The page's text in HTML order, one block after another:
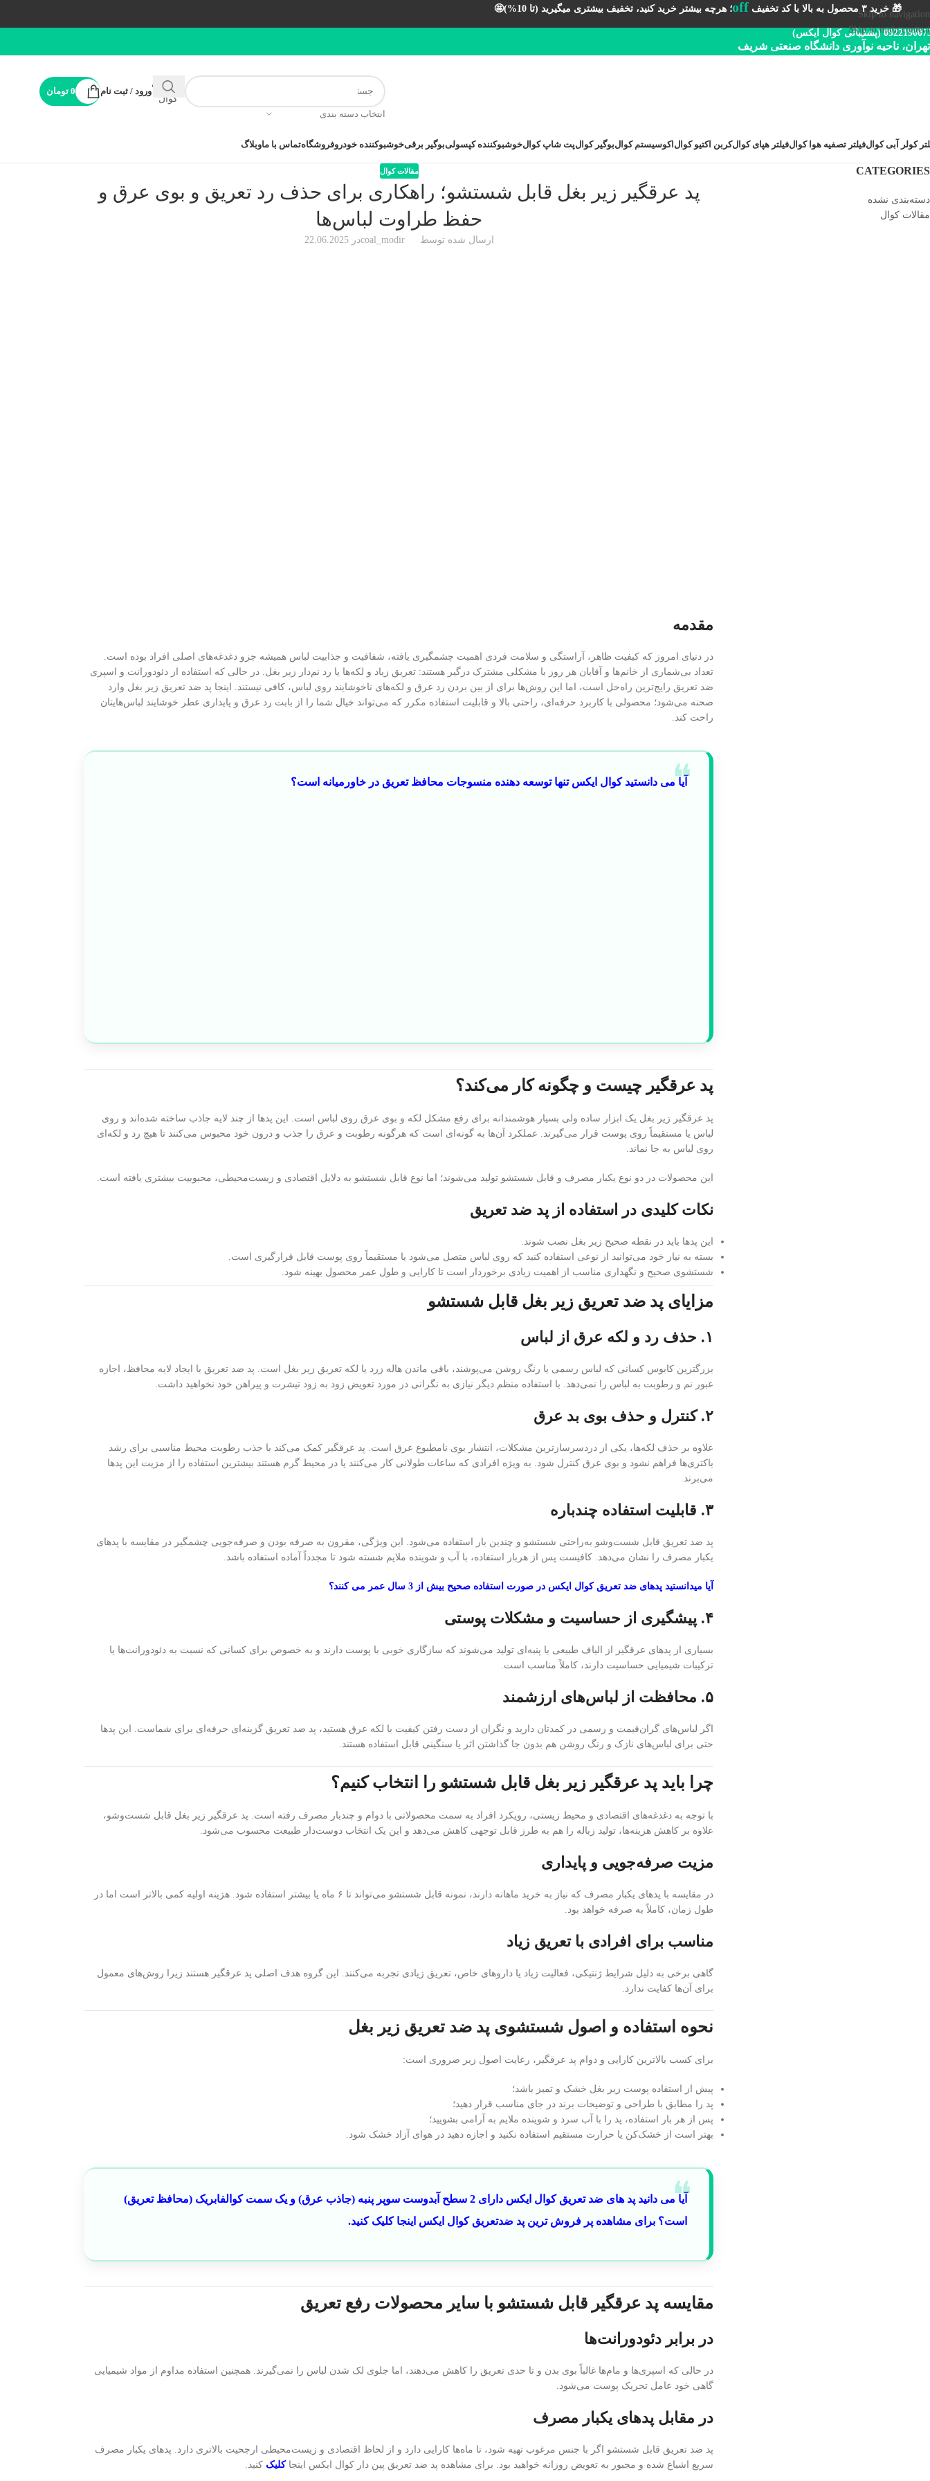
Skip to navigation
Skip to main content
🎁 خرید ۳ محصول به بالا با کد تخفیف off؛ هرچه بیشتر خرید کنید، تخفیف بیشتری میگیرید (تا 10%)🤩
(پشتیبانی کوال ایکس)
تهران، ناحیه نوآوری دانشگاه صنعتی شریف
انتخاب دسته بندی
پشتیبانی
کوال
ورود / ثبت نام 0 تومان
کولر آبی کوالفیلتر تصفیه هوا کوالفیلتر هپای کوالکربن اکتیو کوال اکوسیستم کوالبوگیر کوالپت شاپ کوالخوشبوکننده کپسولیبوگیر برقیخوشبوکننده خودروفروشگاهتماس با ماوبلاگ
CATEGORIES
دسته‌بندی نشده
مقالات کوال
مقالات کوال
پد عرقگیر زیر بغل قابل شستشو؛ راهکاری برای حذف رد تعریق و بوی عرق و
حفظ طراوت لباس‌ها
ارسال شده توسط coal_modirدر 22.06.2025
مقدمه
در دنیای امروز که کیفیت ظاهر، آراستگی و سلامت فردی اهمیت چشمگیری یافته، شفافیت و جذابیت لباس همیشه جزو دغدغه‌های اصلی افراد بوده است.
تعداد بی‌شماری از خانم‌ها و آقایان هر روز با مشکلی مشترک درگیر هستند: تعریق زیاد و لکه‌ها یا رد نم‌دار زیر بغل. در حالی که استفاده از دئودورانت و اسپری
ضد تعریق رایج‌ترین راه‌حل است، اما این روش‌ها برای از بین بردن رد عرق و لکه‌های ناخوشایند روی لباس، کافی نیستند. اینجا پد ضد تعریق زیر بغل وارد
صحنه می‌شود؛ محصولی با کاربرد حرفه‌ای، راحتی بالا و قابلیت استفاده مکرر که می‌تواند خیال شما را از بابت رد عرق و پایداری عطر خوشایند لباس‌هایتان
راحت کند.
آیا می دانستید کوال ایکس تنها توسعه دهنده منسوجات محافظ تعریق در خاورمیانه است؟
پد عرقگیر چیست و چگونه کار می‌کند؟
پد عرقگیر زیر بغل یک ابزار ساده ولی بسیار هوشمندانه برای رفع مشکل لکه و بوی عرق روی لباس است. این پدها از چند لایه جاذب ساخته شده‌اند و روی
لباس یا مستقیماً روی پوست قرار می‌گیرند. عملکرد آن‌ها به گونه‌ای است که هرگونه رطوبت و عرق را جذب و درون خود محبوس می‌کنند تا هیچ رد و لکه‌ای
روی لباس به جا نماند.
این محصولات در دو نوع یکبار مصرف و قابل شستشو تولید می‌شوند؛ اما نوع قابل شستشو به دلایل اقتصادی و زیست‌محیطی، محبوبیت بیشتری یافته است.
نکات کلیدی در استفاده از پد ضد تعریق
این پدها باید در نقطه صحیح زیر بغل نصب شوند.
بسته به نیاز خود می‌توانید از نوعی استفاده کنید که روی لباس متصل می‌شود یا مستقیماً روی پوست قابل قرارگیری است.
شستشوی صحیح و نگهداری مناسب از اهمیت زیادی برخوردار است تا کارایی و طول عمر محصول بهینه شود.
مزایای پد ضد تعریق زیر بغل قابل شستشو
۱. حذف رد و لکه عرق از لباس
بزرگترین کابوس کسانی که لباس رسمی یا رنگ روشن می‌پوشند، باقی ماندن هاله زرد یا لکه تعریق زیر بغل است. پد ضد تعریق با ایجاد لایه محافظ، اجازه
عبور نم و رطوبت به لباس را نمی‌دهد. با استفاده منظم دیگر نیازی به نگرانی در مورد تعویض زود به زود تیشرت و پیراهن خود نخواهید داشت.
۲. کنترل و حذف بوی بد عرق
علاوه بر حذف لکه‌ها، یکی از دردسرسازترین مشکلات، انتشار بوی نامطبوع عرق است. پد عرقگیر کمک می‌کند با جذب رطوبت محیط مناسبی برای رشد
باکتری‌ها فراهم نشود و بوی عرق کنترل شود. به ویژه افرادی که ساعات طولانی کار می‌کنند یا در محیط گرم هستند بیشترین استفاده را از مزیت این پدها
می‌برند.
۳. قابلیت استفاده چندباره
پد ضد تعریق قابل شست‌وشو به‌راحتی شستشو و چندین بار استفاده می‌شود. این ویژگی، مقرون به صرفه بودن و صرفه‌جویی چشمگیر در مقایسه با پدهای
یکبار مصرف را نشان می‌دهد. کافیست پس از هربار استفاده، با آب و شوینده ملایم شسته شود تا مجدداً آماده استفاده باشد.
آیا میدانستید پدهای ضد تعریق کوال ایکس در صورت استفاده صحیح بیش از 3 سال عمر می کنند؟
۴. پیشگیری از حساسیت و مشکلات پوستی
بسیاری از پدهای عرقگیر از الیاف طبیعی یا پنبه‌ای تولید می‌شوند که سازگاری خوبی با پوست دارند و به خصوص برای کسانی که نسبت به دئودورانت‌ها یا
ترکیبات شیمیایی حساسیت دارند، کاملاً مناسب است.
۵. محافظت از لباس‌های ارزشمند
اگر لباس‌های گران‌قیمت و رسمی در کمدتان دارید و نگران از دست رفتن کیفیت با لکه عرق هستید، پد ضد تعریق گزینه‌ای حرفه‌ای برای شماست. این پدها
حتی برای لباس‌های نازک و رنگ روشن هم بدون جا گذاشتن اثر یا سنگینی قابل استفاده هستند.
چرا باید پد عرقگیر زیر بغل قابل شستشو را انتخاب کنیم؟
با توجه به دغدغه‌های اقتصادی و محیط زیستی، رویکرد افراد به سمت محصولاتی با دوام و چندبار مصرف رفته است. پد عرقگیر زیر بغل قابل شست‌وشو،
علاوه بر کاهش هزینه‌ها، تولید زباله را هم به طرز قابل توجهی کاهش می‌دهد و این یک انتخاب دوست‌دار طبیعت محسوب می‌شود.
مزیت صرفه‌جویی و پایداری
در مقایسه با پدهای یکبار مصرف که نیاز به خرید ماهانه دارند، نمونه قابل شستشو می‌تواند تا ۶ ماه یا بیشتر استفاده شود. هزینه اولیه کمی بالاتر است اما در
طول زمان، کاملاً به صرفه خواهد بود.
مناسب برای افرادی با تعریق زیاد
گاهی برخی به دلیل شرایط ژنتیکی، فعالیت زیاد یا داروهای خاص، تعریق زیادی تجربه می‌کنند. این گروه هدف اصلی پد عرقگیر هستند زیرا روش‌های معمول
برای آن‌ها کفایت ندارد.
نحوه استفاده و اصول شستشوی پد ضد تعریق زیر بغل
برای کسب بالاترین کارایی و دوام پد عرقگیر، رعایت اصول زیر ضروری است:
پیش از استفاده پوست زیر بغل خشک و تمیز باشد؛
پد را مطابق با طراحی و توضیحات برند در جای مناسب قرار دهید؛
پس از هر بار استفاده، پد را با آب سرد و شوینده ملایم به آرامی بشویید؛
بهتر است از خشک‌کن یا حرارت مستقیم استفاده نکنید و اجازه دهید در هوای آزاد خشک شود.
آیا می دانید پد های ضد تعریق کوال ایکس دارای 2 سطح آبدوست سوپر پنبه (جاذب عرق) و یک سمت کوالفابریک (محافظ تعریق)
است؟ برای مشاهده پر فروش ترین پد ضدتعریق کوال ایکس اینجا کلیک کنید.
مقایسه پد عرقگیر قابل شستشو با سایر محصولات رفع تعریق
در برابر دئودورانت‌ها
در حالی که اسپری‌ها و مام‌ها غالباً بوی بدن و تا حدی تعریق را کاهش می‌دهند، اما جلوی لک شدن لباس را نمی‌گیرند. همچنین استفاده مداوم از مواد شیمیایی
گاهی خود عامل تحریک پوست می‌شود.
در مقابل پدهای یکبار مصرف
پد ضد تعریق قابل شستشو اگر با جنس مرغوب تهیه شود، تا ماه‌ها کارایی دارد و از لحاظ اقتصادی و زیست‌محیطی ارجحیت بالاتری دارد. پدهای یکبار مصرف
سریع اشباع شده و مجبور به تعویض روزانه خواهید بود. برای مشاهده پد ضد تعریق پین دار کوال ایکس اینجاکلیک کنید.